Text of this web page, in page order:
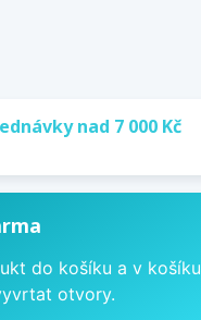
nad 7 000 Kč
do košíku a v košíku
otvory.